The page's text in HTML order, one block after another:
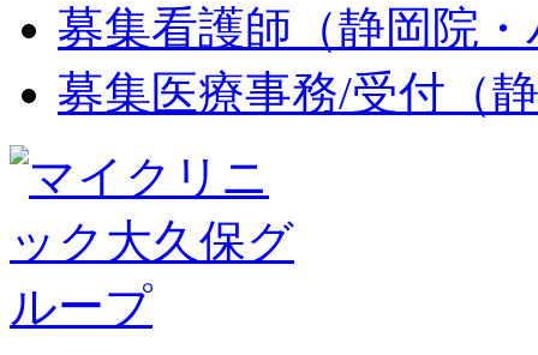
募集看護師（静岡院
募集医療事務/受付（